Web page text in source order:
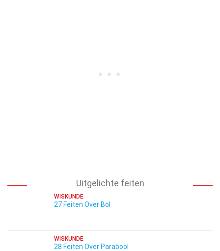
Uitgelichte feiten
WISKUNDE
27 Feiten Over Bol
WISKUNDE
28 Feiten Over Parabool